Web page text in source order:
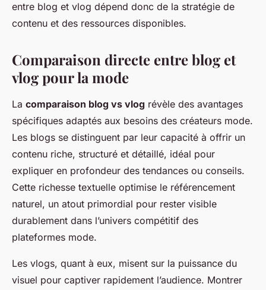
entre blog et vlog dépend donc de la stratégie de
contenu et des ressources disponibles.
Comparaison directe entre blog et
vlog pour la mode
La comparaison blog vs vlog révèle des avantages
spécifiques adaptés aux besoins des créateurs mode.
Les blogs se distinguent par leur capacité à offrir un
contenu riche, structuré et détaillé, idéal pour
expliquer en profondeur des tendances ou conseils.
Cette richesse textuelle optimise le référencement
naturel, un atout primordial pour rester visible
durablement dans l’univers compétitif des
plateformes mode.
Les vlogs, quant à eux, misent sur la puissance du
visuel pour captiver rapidement l’audience. Montrer